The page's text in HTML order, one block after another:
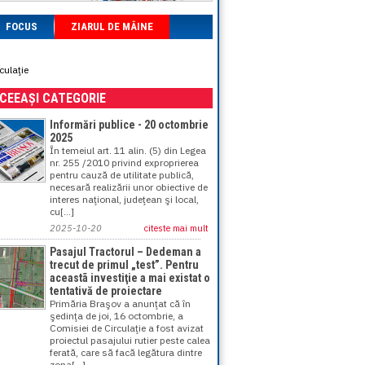
FOCUS ZIARUL DE MÂINE
CATEGORIE
Informări publice - 20 octombrie
2025
În temeiul art. 11 alin. (5) din Legea
nr. 255 /2010 privind exproprierea
pentru cauză de utilitate publică,
necesară realizării unor obiective de
interes naţional, judeţean şi local,
cu[...]
2025-10-20 citeste mai mult
Pasajul Tractorul – Dedeman a
trecut de primul „test”. Pentru
aceastã investiţie a mai existat o
tentativă de proiectare
Primăria Braşov a anunţat că în
şedinţa de joi, 16 octombrie, a
Comisiei de Circulaţie a fost avizat
proiectul pasajului rutier peste calea
ferată, care să facă legătura dintre